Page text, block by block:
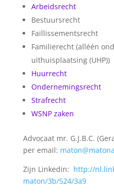
Arbeidsrecht
Bestuursrecht
Faillissementsrecht
Familierecht (alléén
uithuisplaatsing (UHP))
Huurrecht
Ondernemingsrecht
Strafrecht
WSNP zaken
Advocaat mr. G.J.B.C.
per email:
Zijn Linkedin: http://
maton/3b/524/3a9